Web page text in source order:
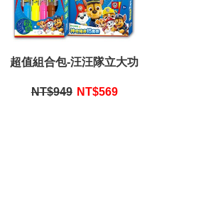
超值組合包-汪汪隊立大功
NT$949 NT$569